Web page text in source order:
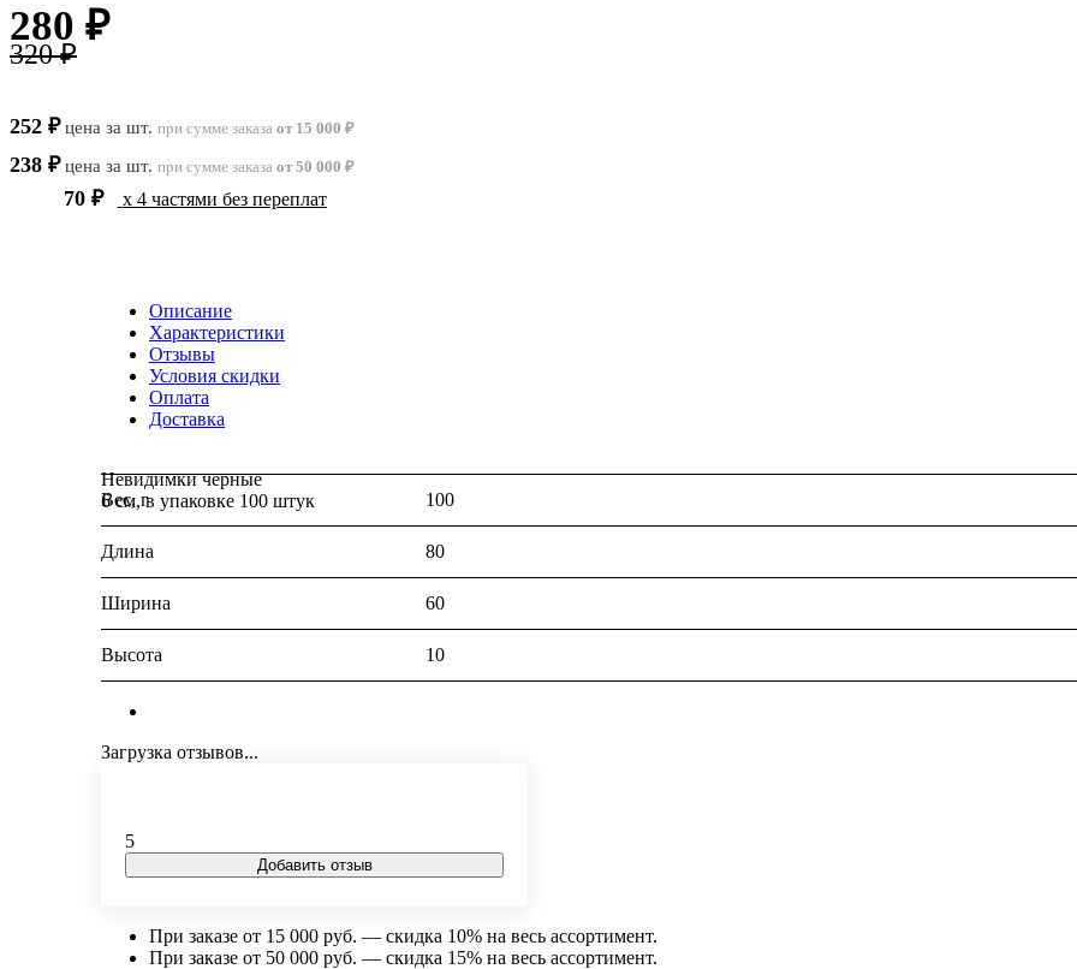
280 ₽
320 ₽
252 ₽цена за шт. при сумме заказа от 15 000 ₽
238 ₽цена за шт. при сумме заказа от 50 000 ₽
70 ₽ x 4 частями без переплат
Описание
Характеристики
Отзывы
Условия скидки
Оплата
Доставка
Невидимки черные
6 см, в упаковке 100 штук
Вес, г 100
Длина 80
Ширина 60
Высота 10
Загрузка отзывов...
5
Добавить отзыв
При заказе от 15 000 руб. — скидка 10% на весь ассортимент.
При заказе от 50 000 руб. — скидка 15% на весь ассортимент.